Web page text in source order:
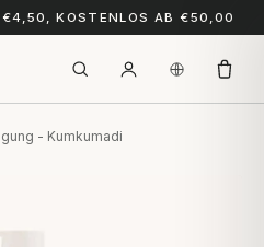
€4,50, KOSTENLOS AB €50,00
- Kumkumadi